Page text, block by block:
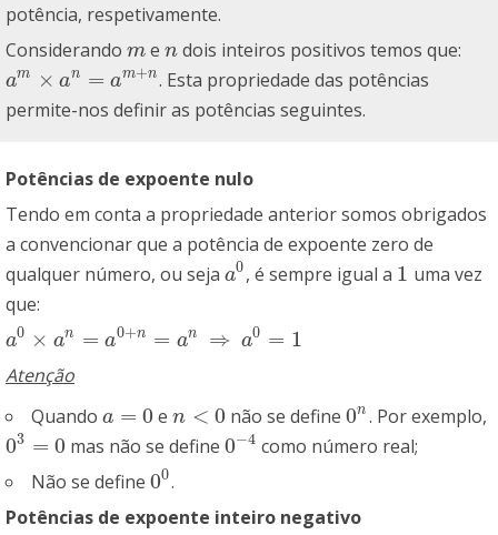
potência, respetivamente.
Considerando m
me n
n dois inteiros positivos temos que:
am × an = am+n
am an=a m+ n
. Esta propriedade das potências
permite-nos definir as potências seguintes.
Potências de expoente nulo
Tendo em conta a propriedade anterior somos obrigados
a convencionar que a potência de expoente zero de
qualquer número, ou seja a0
a0, é sempre igual a 1
1 uma vez
que:
a0 × an = a0+n = an ⇒ a0 = 1
a0 ×a n=a 0+ n=an⇒ a0 =1
Atenção
Quando a = 0
a=0 en < 0
n< 0 não se define0n
0n. Por exemplo,
03 = 0
03 =0 mas não se define0−4
0−4 como número real;
Não se define 00
00.
Potências de expoente inteiro negativo